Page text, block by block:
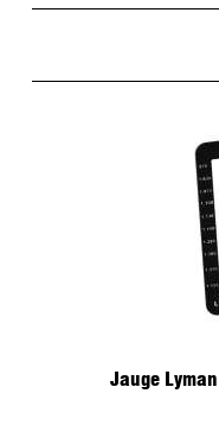
Jauge